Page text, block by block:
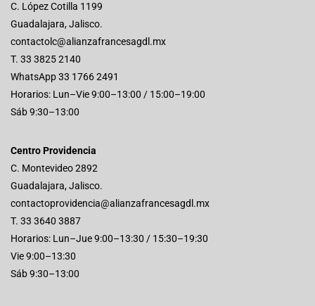
C. López Cotilla 1199
Guadalajara, Jalisco.
contactolc@alianzafrancesagdl.mx
T. 33 3825 2140
WhatsApp33 1766 2491
Horarios: Lun–Vie 9:00–13:00 / 15:00–19:00
Sáb 9:30–13:00
Centro Providencia
C. Montevideo 2892
Guadalajara, Jalisco.
contactoprovidencia@alianzafrancesagdl.mx
T. 33 3640 3887
Horarios: Lun–Jue 9:00–13:30 / 15:30–19:30
Vie 9:00–13:30
Sáb 9:30–13:00